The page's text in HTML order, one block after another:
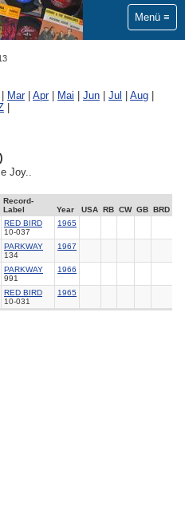
Menü
Mar| Apr| Mai Jun Jul Aug
Joy..
Record-
Label
Year USA RB CW GB
BRD
RED BIRD
10-037
1965
PARKWAY
134
1967
PARKWAY
991
1966
RED BIRD
10-031
1965